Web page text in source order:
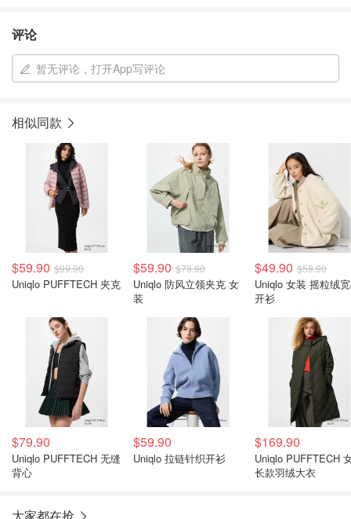
评论
暂无评论，打开App写评论
相似同款
$59.90 $99.90
Uniqlo PUFFTECH 夹克
$59.90 $79.90
Uniqlo 防风立领夹克 女
装
$49.90 $59.90
Uniqlo 女装 摇粒绒
开衫
$79.90
Uniqlo PUFFTECH 无缝
背心
$59.90
Uniqlo 拉链针织开衫
$169.90
Uniqlo PUFFTECH
长款羽绒大衣